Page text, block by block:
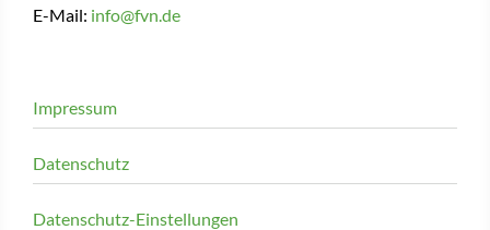
E-Mail: info@fvn.de
Impressum
Datenschutz
Datenschutz-Einstellungen